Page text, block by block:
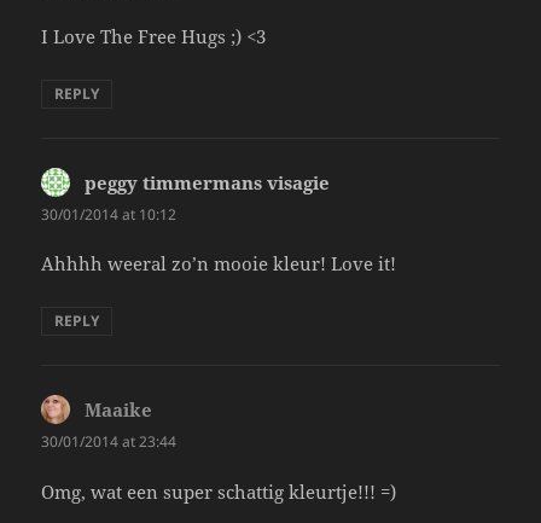
I Love The Free Hugs ;) <3
REPLY
peggy timmermans visagie
30/01/2014 at 10:12
Ahhhh weeral zo’n mooie kleur! Love it!
REPLY
Maaike
30/01/2014 at 23:44
Omg, wat een super schattig kleurtje!!! =)